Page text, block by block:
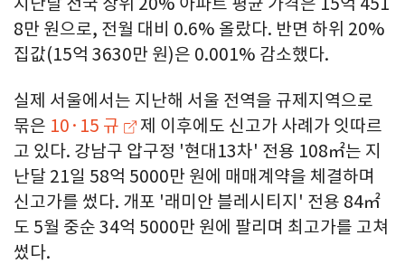
8만 원으로, 전월 대비 0.6% 올랐다. 반면 하위 20%
집값(15억 3630만 원)은 0.001% 감소했다.
실제 서울에서는 지난해 서울 전역을 규제지역으로
묶은 10·15 규
제 이후에도 신고가 사례가 잇따르
고 있다. 강남구 압구정 '현대13차' 전용 108㎡는 지
난달 21일 58억 5000만 원에 매매계약을 체결하며
신고가를 썼다. 개포 '래미안 블레시티지' 전용 84㎡
도 5월 중순 34억 5000만 원에 팔리며 최고가를 고쳐
썼다.